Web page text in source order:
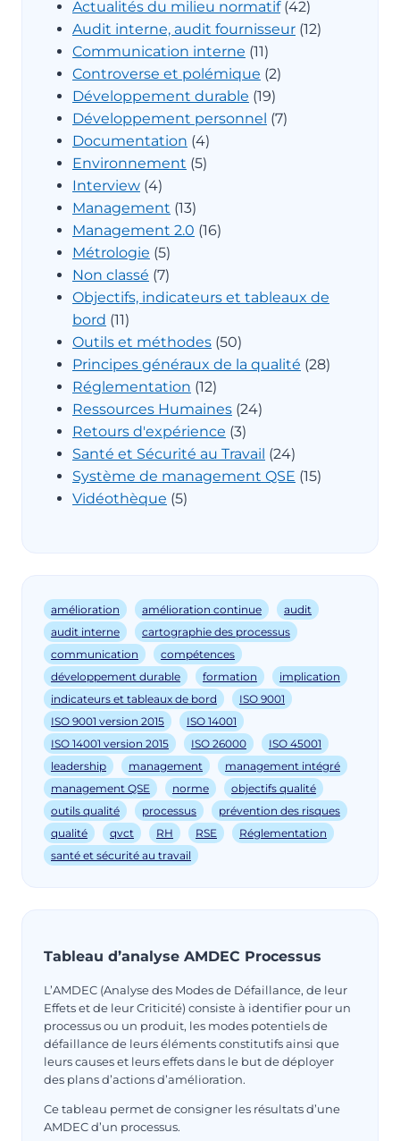
Actualités du milieu normatif(42)
Audit interne, audit fournisseur (12)
Communication interne (11)
Controverse et polémique (2)
Développement durable (19)
Développement personnel (7)
Documentation (4)
Environnement (5)
Interview (4)
Management (13)
Management 2.0 (16)
Métrologie (5)
Non classé (7)
Objectifs, indicateurs et tableaux de
bord (11)
Outils et méthodes (50)
Principes généraux de la qualité (28)
Réglementation (12)
Ressources Humaines (24)
Retours d'expérience (3)
Santé et Sécurité au Travail (24)
Système de management QSE (15)
Vidéothèque (5)
amélioration amélioration continue
audit
audit interne
cartographie des processus
communication
compétences
développement durable
formation
implication
indicateurs et tableaux de bord
ISO 9001
ISO 9001 version 2015
ISO 14001
ISO 14001 version 2015
ISO 26000
ISO 45001
leadership
management
management intégré
management QSE
norme
objectifs qualité
outils qualité
processus
prévention des risques
qualité
qvct RH RSE
Réglementation
santé et sécurité au travail
Tableau d’analyse AMDEC Processus
L’AMDEC (Analyse des Modes de Défaillance, de leur
Effets et de leur Criticité) consiste à identifier pour un
processus ou un produit, les modes potentiels de
défaillance de leurs éléments constitutifs ainsi que
leurs causes et leurs effets dans le but de déployer
des plans d’actions d’amélioration.
Ce tableau permet de consigner les résultats d’une
AMDEC d’un processus.